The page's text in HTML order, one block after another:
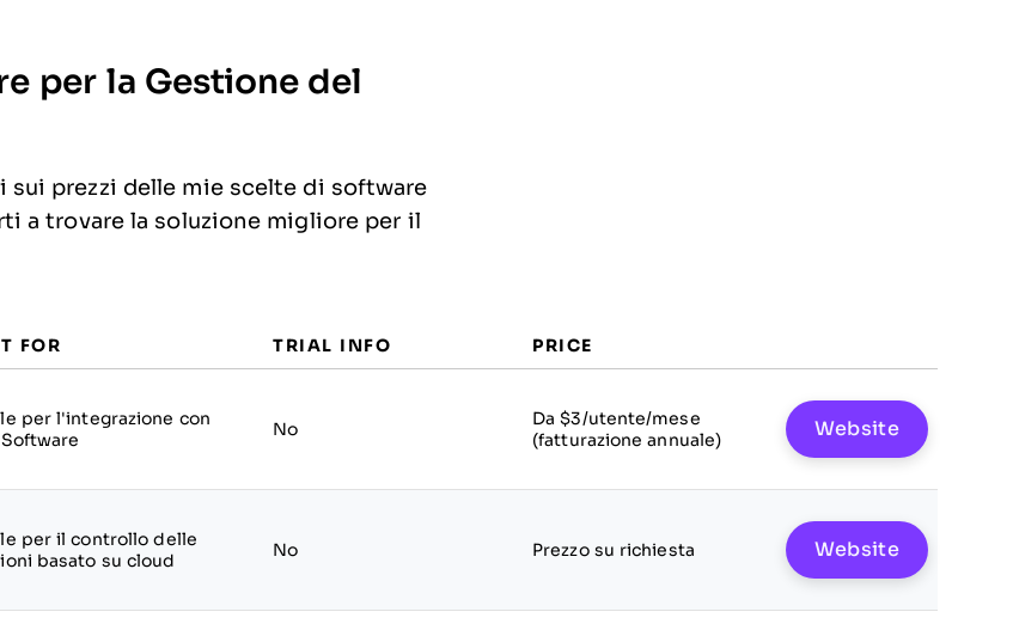
per la Gestione del
sui prezzi delle mie scelte di software
a trovare la soluzione migliore per il
FOR TRIAL INFO PRICE
per l'integrazione con
No
Da $3/utente/mese
(fatturazione annuale)
Website
per il controllo delle
basato su cloud
No Prezzo su richiesta Website